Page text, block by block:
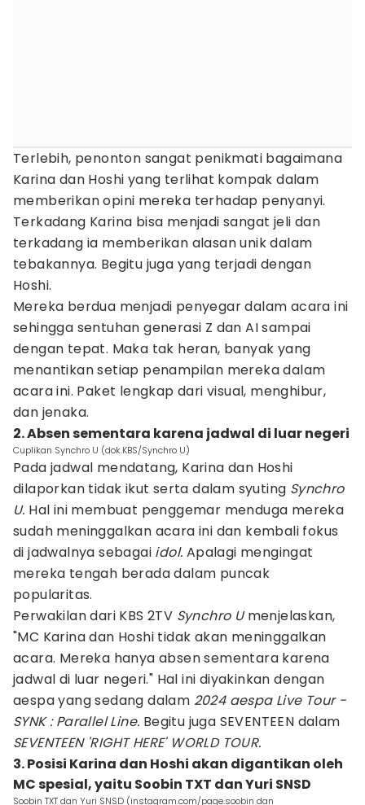
Terlebih, penonton sangat penikmati bagaimana
Karina dan Hoshi yang terlihat kompak dalam
memberikan opini mereka terhadap penyanyi.
Terkadang Karina bisa menjadi sangat jeli dan
terkadang ia memberikan alasan unik dalam
tebakannya. Begitu juga yang terjadi dengan
Hoshi.
Mereka berdua menjadi penyegar dalam acara ini
sehingga sentuhan generasi Z dan AI sampai
dengan tepat. Maka tak heran, banyak yang
menantikan setiap penampilan mereka dalam
acara ini. Paket lengkap dari visual, menghibur,
dan jenaka.
2. Absen sementara karena jadwal di luar negeri
Cuplikan Synchro U (dok.KBS/Synchro U)
Pada jadwal mendatang, Karina dan Hoshi
dilaporkan tidak ikut serta dalam syuting Synchro
U. Hal ini membuat penggemar menduga mereka
sudah meninggalkan acara ini dan kembali fokus
di jadwalnya sebagai idol. Apalagi mengingat
mereka tengah berada dalam puncak
popularitas.
Perwakilan dari KBS 2TV Synchro Umenjelaskan,
"MC Karina dan Hoshi tidak akan meninggalkan
acara. Mereka hanya absen sementara karena
jadwal di luar negeri." Hal ini diyakinkan dengan
aespa yang sedang dalam 2024 aespa Live Tour -
SYNK : Parallel Line. Begitu juga SEVENTEEN dalam
SEVENTEEN 'RIGHT HERE' WORLD TOUR.
3. Posisi Karina dan Hoshi akan digantikan oleh
MC spesial, yaitu Soobin TXT dan Yuri SNSD
Soobin TXT dan Yuri SNSD (instagram.com/page.soobin dan